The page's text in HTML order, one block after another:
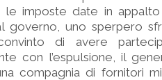
imposte date in appalto
governo, uno sperpero
di avere
con l’espulsione, il
compagnia di fornitori